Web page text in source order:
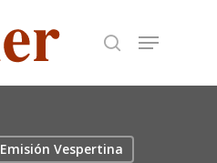
Vespertina